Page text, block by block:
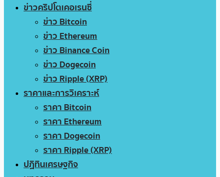
ข่าวคริปโตเคอเรนซี่
ข่าว Bitcoin
ข่าว Ethereum
ข่าว Binance Coin
ข่าว Dogecoin
ข่าว Ripple (XRP)
ราคาและการวิเคราะห์
ราคา Bitcoin
ราคา Ethereum
ราคา Dogecoin
ราคา Ripple (XRP)
ปฏิทินเศรษฐกิจ